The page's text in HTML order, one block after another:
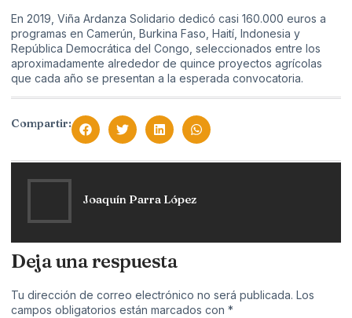
En 2019, Viña Ardanza Solidario dedicó casi 160.000 euros a
programas en Camerún, Burkina Faso, Haití, Indonesia y
República Democrática del Congo, seleccionados entre los
aproximadamente alrededor de quince proyectos agrícolas
que cada año se presentan a la esperada convocatoria.
Compartir:
Joaquín Parra López
Deja una respuesta
Tu dirección de correo electrónico no será publicada. Los
campos obligatorios están marcados con *